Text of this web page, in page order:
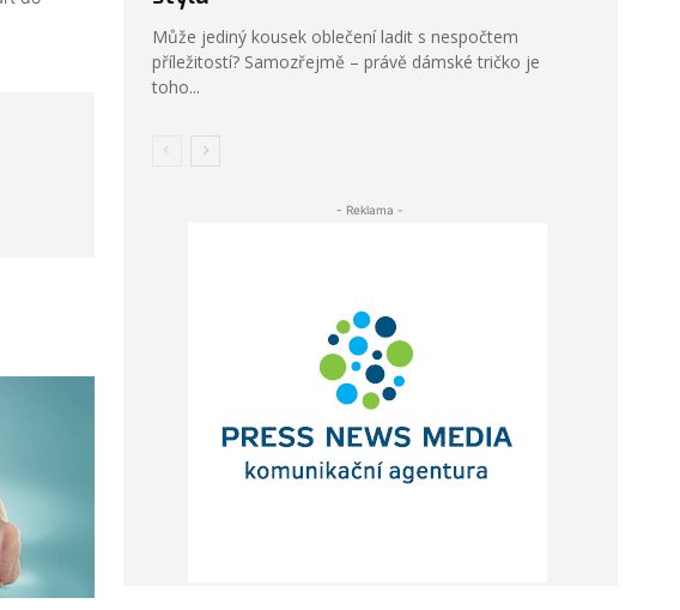
Může jediný kousek oblečení ladit s nespočtem
příležitostí? Samozřejmě – právě dámské tričko je
toho...
- Reklama -